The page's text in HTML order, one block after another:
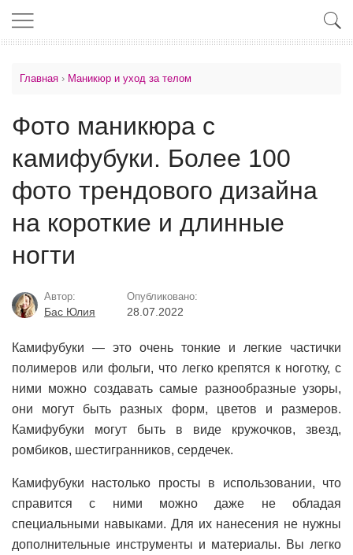
Главная › Маникюр и уход за телом
Фото маникюра с
камифубуки. Более 100
фото трендового дизайна
на короткие и длинные
ногти
Автор:
Бас Юлия
Опубликовано:
28.07.2022
Камифубуки — это очень тонкие и легкие частички
полимеров или фольги, что легко крепятся к ноготку, с
ними можно создавать самые разнообразные узоры,
они могут быть разных форм, цветов и размеров.
Камифубуки могут быть в виде кружочков, звезд,
ромбиков, шестигранников, сердечек.
Камифубуки настолько просты в использовании, что
справится с ними можно даже не обладая
специальными навыками. Для их нанесения не нужны
дополнительные инструменты и материалы. Вы легко